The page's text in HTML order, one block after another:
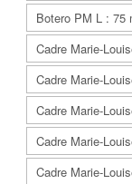
Botero PM L : 75
Cadre Marie-
Cadre Marie-
Cadre Marie-
Cadre Marie-
Cadre Marie-